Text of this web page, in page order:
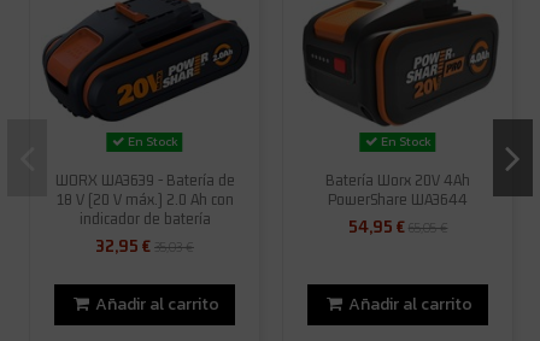
En Stock
WORX WA3639 - Batería de
18 V (20 V máx.) 2.0 Ah con
indicador de batería
32,95 €35,03 €
Añadir al carrito
En Stock
Batería Worx 20V 4Ah
PowerShare WA3644
54,95 €65,05 €
Añadir al carrito